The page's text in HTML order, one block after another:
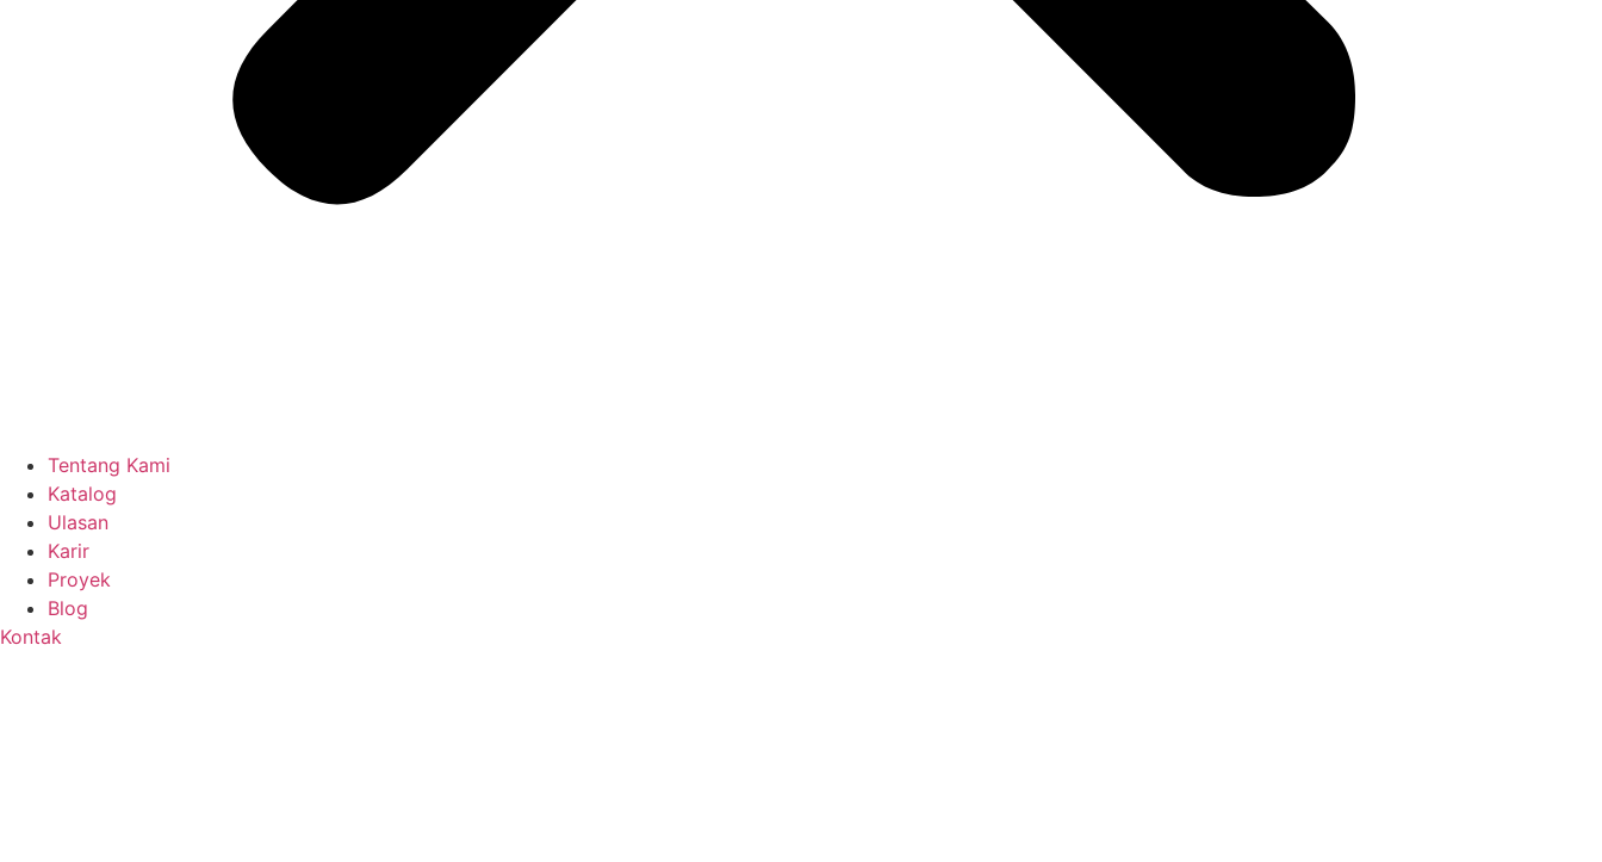
Tentang Kami
Katalog
Ulasan
Karir
Proyek
Blog
Kontak